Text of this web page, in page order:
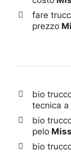
fare
prezzo
bio
tecnica a
bio
pelo
bio